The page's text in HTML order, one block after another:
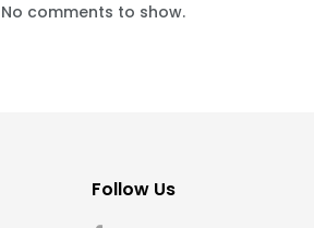
No comments to show.
Follow Us